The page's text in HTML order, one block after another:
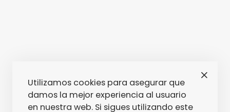
Utilizamos cookies para asegurar que
damos la mejor experiencia al usuario
en nuestra web. Si sigues utilizando este